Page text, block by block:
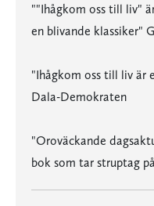
""Ihågkom oss till liv"
en blivande klassiker"
"Ihågkom oss till liv är
Dala-Demokraten
"Oroväckande
bok som tar struptag